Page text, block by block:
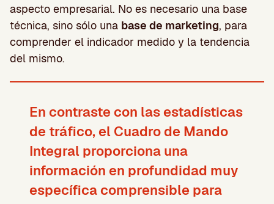
aspecto empresarial. No es necesario una base
técnica, sino sólo una base de marketing, para
comprender el indicador medido y la tendencia
del mismo.
En contraste con las estadísticas
de tráfico, el Cuadro de Mando
Integral proporciona una
información en profundidad muy
específica comprensible para